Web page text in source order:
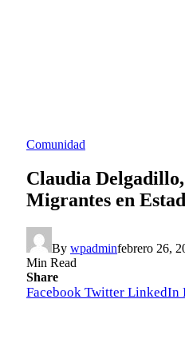
Comunidad
Claudia
Migrantes en
By wpadminfebrero 26,
Min Read
Share
Facebook Twitter LinkedIn